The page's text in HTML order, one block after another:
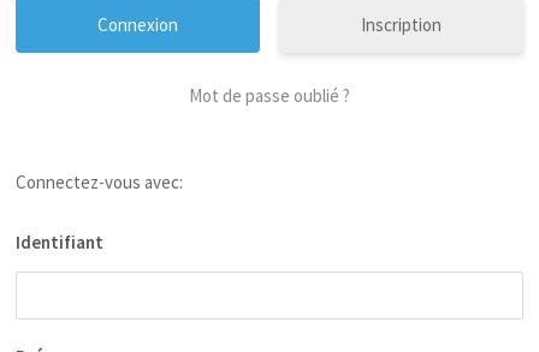
Inscription
Mot de passe oublié ?
Connectez-vous avec:
Identifiant